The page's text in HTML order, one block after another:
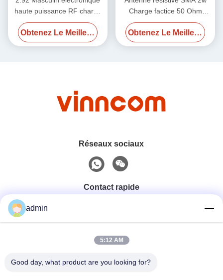
haute puissance RF charge
factice 50 ohm DC-40GHz
20W
Obtenez Le Meilleur Prix
Charge factice 50 Ohm
2,4Male 50GHz
Obtenez Le Meilleur Prix
Réseaux sociaux
Contact rapide
0086-551-65396351
E-Mail
admin
5:12 AM
Good day, what product are you looking for?